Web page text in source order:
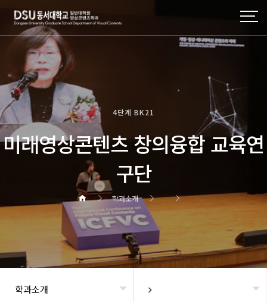
4단계 BK21
미래영상콘텐츠 창의융합 교육연
구단
학과소개
학과소개